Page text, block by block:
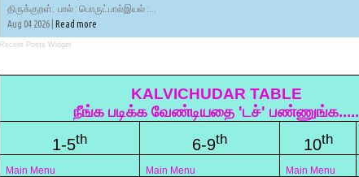
திருக்குறள்: பால் : பொருட்பால்இயல் :...
Aug 04 2026 | Read more
Recent Posts Widget
KALVICHUDAR TABLE
நீங்க படிக்க வேண்டியதை 'டச்' பண்ணுங்க.....
1-5th 6-9th 10th
Main Menu Main Menu Main Menu